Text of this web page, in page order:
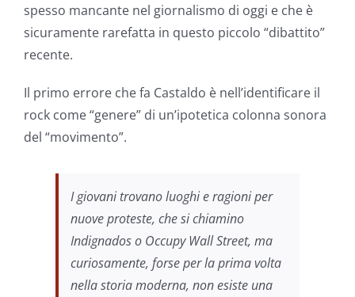
spesso mancante nel giornalismo di oggi e che è
sicuramente rarefatta in questo piccolo “dibattito”
recente.
Il primo errore che fa Castaldo è nell’identificare il
rock come “genere” di un’ipotetica colonna sonora
del “movimento”.
I giovani trovano luoghi e ragioni per
nuove proteste, che si chiamino
Indignados o Occupy Wall Street, ma
curiosamente, forse per la prima volta
nella storia moderna, non esiste una